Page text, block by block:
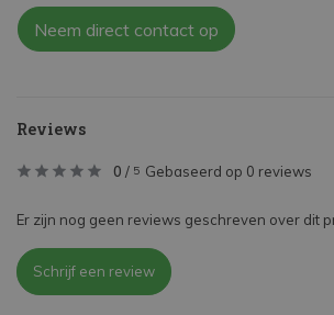
Neem direct contact op
Reviews
0 / 5 Gebaseerd op 0 reviews
Er zijn nog geen reviews geschreven over dit
Schrijf een review